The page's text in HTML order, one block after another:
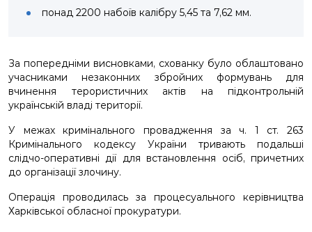
понад 2200 набоїв калібру 5,45 та 7,62 мм.
За попередніми висновками, схованку було облаштовано
учасниками незаконних збройних формувань для
вчинення терористичних актів на підконтрольній
українській владі території.
У межах кримінального провадження за ч. 1 ст. 263
Кримінального кодексу України тривають подальші
слідчо-оперативні дії для встановлення осіб, причетних
до організації злочину.
Операція проводилась за процесуального керівництва
Харківської обласної прокуратури.